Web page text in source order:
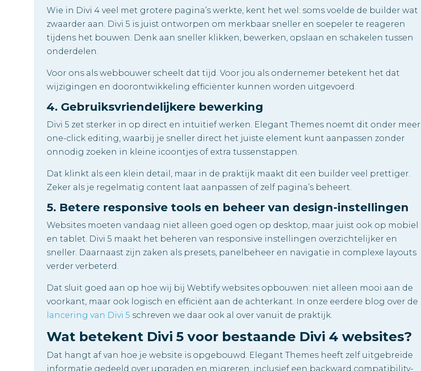
Wie in Divi 4 veel met grotere pagina’s werkte, kent het wel: soms voelde de builder wat
zwaarder aan. Divi 5 is juist ontworpen om merkbaar sneller en soepeler te reageren
tijdens het bouwen. Denk aan sneller klikken, bewerken, opslaan en schakelen tussen
onderdelen.
Voor ons als webbouwer scheelt dat tijd. Voor jou als ondernemer betekent het dat
wijzigingen en doorontwikkeling efficiënter kunnen worden uitgevoerd.
4. Gebruiksvriendelijkere bewerking
Divi 5 zet sterker in op direct en intuïtief werken. Elegant Themes noemt dit onder meer
one-click editing, waarbij je sneller direct het juiste element kunt aanpassen zonder
onnodig zoeken in kleine icoontjes of extra tussenstappen.
Dat klinkt als een klein detail, maar in de praktijk maakt dit een builder veel prettiger.
Zeker als je regelmatig content laat aanpassen of zelf pagina’s beheert.
5. Betere responsive tools en beheer van design-instellingen
Websites moeten vandaag niet alleen goed ogen op desktop, maar juist ook op mobiel
en tablet. Divi 5 maakt het beheren van responsive instellingen overzichtelijker en
sneller. Daarnaast zijn zaken als presets, panelbeheer en navigatie in complexe layouts
verder verbeterd.
Dat sluit goed aan op hoe wij bij Webtify websites opbouwen: niet alleen mooi aan de
voorkant, maar ook logisch en efficiënt aan de achterkant. In onze eerdere blog over de
lancering van Divi 5 schreven we daar ook al over vanuit de praktijk.
Wat betekent Divi 5 voor bestaande Divi 4 websites?
Dat hangt af van hoe je website is opgebouwd. Elegant Themes heeft zelf uitgebreide
informatie gedeeld over upgraden en migreren, inclusief een backward compatibility-